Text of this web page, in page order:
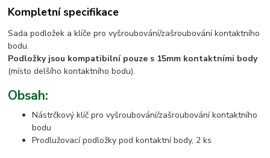
Kompletní specifikace
Sada podložek a klíče pro vyšroubování/zašroubování kontaktního
bodu.
Podložky jsou kompatibilní pouze s 15mm kontaktními body
(místo delšího kontaktního bodu).
Obsah:
Nástrčkový klíč pro vyšroubování/zašroubování kontaktního
bodu
Prodlužovací podložky pod kontaktní body, 2 ks